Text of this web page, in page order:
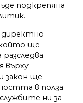
подкрепяна
директно
ще
върху
закон ще
в полза
ни за